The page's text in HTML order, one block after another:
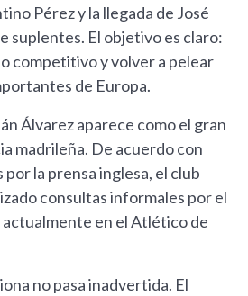
Pérez y la llegada de José
suplentes. El objetivo es claro:
competitivo y volver a pelear
de Europa.
Álvarez aparece como el gran
madrileña. De acuerdo con
la prensa inglesa, el club
consultas informales por el
en el Atlético de
no pasa inadvertida. El